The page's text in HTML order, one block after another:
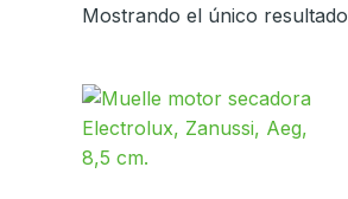
Mostrando el único resultado